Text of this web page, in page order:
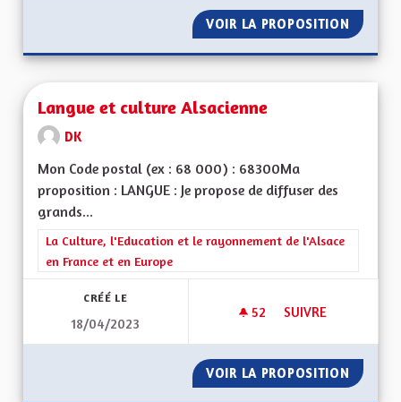
VOIR LA PROPOSITION
Langue et culture Alsacienne
DK
Mon Code postal (ex : 68 000) : 68300Ma
proposition : LANGUE : Je propose de diffuser des
grands...
Filtrer les résultats de la catégorie : La Culture, l'Education et
La Culture, l'Education et le rayonnement de l'Alsace
en France et en Europe
CRÉÉ LE
18/04/2023
52 52 ABONNÉS
SUIVRE
VOIR LA PROPOSITION